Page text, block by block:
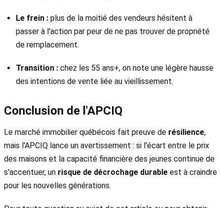
Le frein : plus de la moitié des vendeurs hésitent à
passer à l'action par peur de ne pas trouver de propriété
de remplacement.
Transition : chez les 55 ans+, on note une légère hausse
des intentions de vente liée au vieillissement.
Conclusion de l'APCIQ
Le marché immobilier québécois fait preuve de résilience,
mais l'APCIQ lance un avertissement : si l'écart entre le prix
des maisons et la capacité financière des jeunes continue de
s'accentuer, un risque de décrochage durable est à craindre
pour les nouvelles générations.